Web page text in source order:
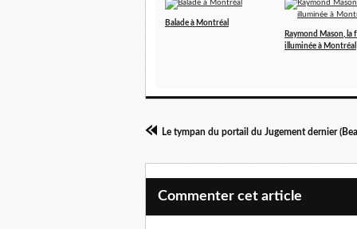
Balade à Montréal
Raymond Mason, la
illuminée à Montréal
Commenter cet article